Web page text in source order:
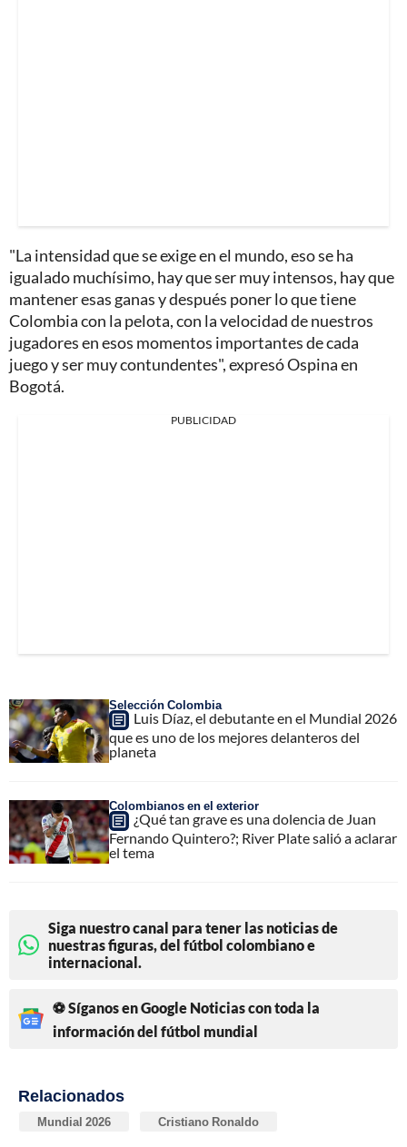
"La intensidad que se exige en el mundo, eso se ha
igualado muchísimo, hay que ser muy intensos, hay que
mantener esas ganas y después poner lo que tiene
Colombia con la pelota, con la velocidad de nuestros
jugadores en esos momentos importantes de cada
juego y ser muy contundentes", expresó Ospina en
Bogotá.
PUBLICIDAD
Selección Colombia
Luis Díaz, el debutante en el Mundial 2026
que es uno de los mejores delanteros del
planeta
Colombianos en el exterior
¿Qué tan grave es una dolencia de Juan
Fernando Quintero?; River Plate salió a aclarar
el tema
Siga nuestro canal para tener las noticias de
nuestras figuras, del fútbol colombiano e
internacional.
⚽ Síganos en Google Noticias con toda la
información del fútbol mundial
Relacionados
Mundial 2026 Cristiano Ronaldo